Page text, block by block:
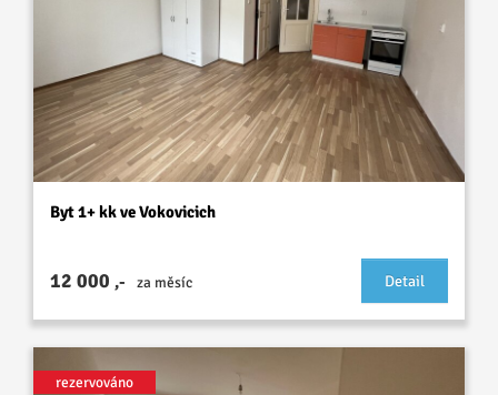
Byt 1+ kk ve Vokovicich
12 000 ,- za měsíc Detail
rezervováno